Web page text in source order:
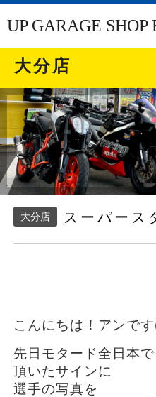
UP GARAGE SHOP
大分店
大分店 スーパース
こんにちは！アンで
先日モタード全日本で
頂いたサインに
選手の写真を